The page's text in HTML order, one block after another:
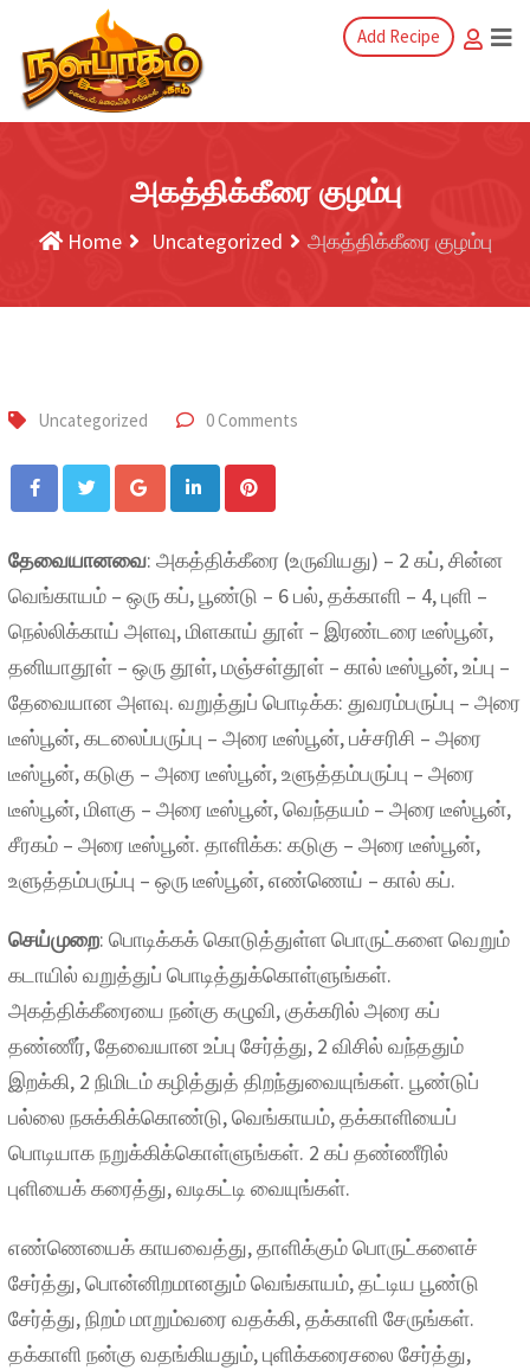
Add Recipe
அகத்திக்கீரை குழம்பு
Home Uncategorized அகத்திக்கீரை குழம்பு
Uncategorized 0 Comments
தேவையானவை: அகத்திக்கீரை (உருவியது) – 2 கப், சின்ன
வெங்காயம் – ஒரு கப், பூண்டு – 6 பல், தக்காளி – 4, புளி –
நெல்லிக்காய் அளவு, மிளகாய் தூள் – இரண்டரை டீஸ்பூன்,
தனியாதூள் – ஒரு தூள், மஞ்சள்தூள் – கால் டீஸ்பூன், உப்பு –
தேவையான அளவு. வறுத்துப் பொடிக்க: துவரம்பருப்பு – அரை
டீஸ்பூன், கடலைப்பருப்பு – அரை டீஸ்பூன், பச்சரிசி – அரை
டீஸ்பூன், கடுகு – அரை டீஸ்பூன், உளுத்தம்பருப்பு – அரை
டீஸ்பூன், மிளகு – அரை டீஸ்பூன், வெந்தயம் – அரை டீஸ்பூன்,
சீரகம் – அரை டீஸ்பூன். தாளிக்க: கடுகு – அரை டீஸ்பூன்,
உளுத்தம்பருப்பு – ஒரு டீஸ்பூன், எண்ணெய் – கால் கப்.
செய்முறை: பொடிக்கக் கொடுத்துள்ள பொருட்களை வெறும்
கடாயில் வறுத்துப் பொடித்துக்கொள்ளுங்கள்.
அகத்திக்கீரையை நன்கு கழுவி, குக்கரில் அரை கப்
தண்ணீர், தேவையான உப்பு சேர்த்து, 2 விசில் வந்ததும்
இறக்கி, 2 நிமிடம் கழித்துத் திறந்துவையுங்கள். பூண்டுப்
பல்லை நசுக்கிக்கொண்டு, வெங்காயம், தக்காளியைப்
பொடியாக நறுக்கிக்கொள்ளுங்கள். 2 கப் தண்ணீரில்
புளியைக் கரைத்து, வடிகட்டி வையுங்கள்.
எண்ணெயைக் காயவைத்து, தாளிக்கும் பொருட்களைச்
சேர்த்து, பொன்னிறமானதும் வெங்காயம், தட்டிய பூண்டு
சேர்த்து, நிறம் மாறும்வரை வதக்கி, தக்காளி சேருங்கள்.
தக்காளி நன்கு வதங்கியதும், புளிக்கரைசலை சேர்த்து,